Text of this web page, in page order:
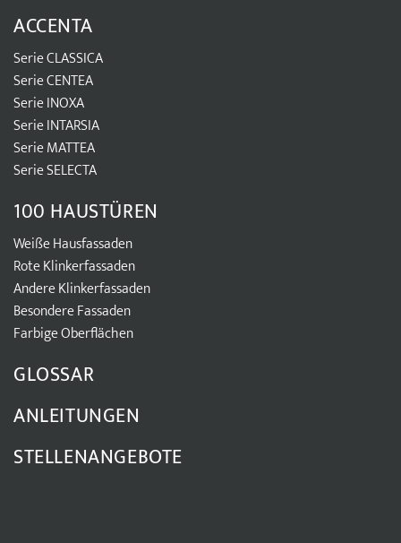
ACCENTA
Serie CLASSICA
Serie CENTEA
Serie INOXA
Serie INTARSIA
Serie MATTEA
Serie SELECTA
100 HAUSTÜREN
Weiße Hausfassaden
Rote Klinkerfassaden
Andere Klinkerfassaden
Besondere Fassaden
Farbige Oberflächen
GLOSSAR
ANLEITUNGEN
STELLENANGEBOTE